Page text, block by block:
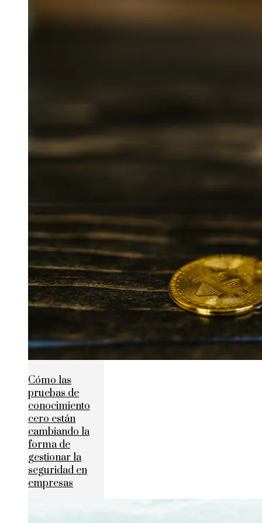
Cómo las
pruebas de
conocimiento
cero están
cambiando la
forma de
gestionar la
seguridad en
empresas